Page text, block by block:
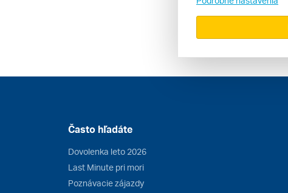
Často hľadáte
Dovolenka leto 2026
Last Minute pri mori
Poznávacie zájazdy